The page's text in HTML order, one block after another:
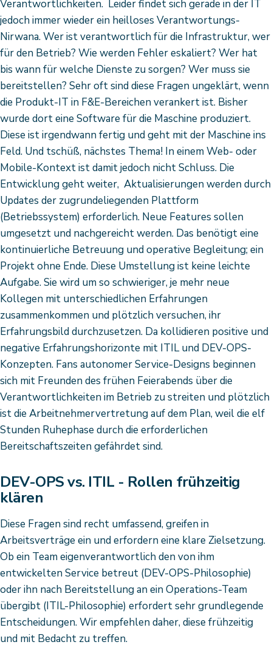
Verantwortlichkeiten. Leider findet sich gerade in der IT
jedoch immer wieder ein heilloses Verantwortungs-
Nirwana. Wer ist verantwortlich für die Infrastruktur, wer
für den Betrieb? Wie werden Fehler eskaliert? Wer hat
bis wann für welche Dienste zu sorgen? Wer muss sie
bereitstellen? Sehr oft sind diese Fragen ungeklärt, wenn
die Produkt-IT in F&E-Bereichen verankert ist. Bisher
wurde dort eine Software für die Maschine produziert.
Diese ist irgendwann fertig und geht mit der Maschine ins
Feld. Und tschüß, nächstes Thema! In einem Web- oder
Mobile-Kontext ist damit jedoch nicht Schluss. Die
Entwicklung geht weiter, Aktualisierungen werden durch
Updates der zugrundeliegenden Plattform
(Betriebssystem) erforderlich. Neue Features sollen
umgesetzt und nachgereicht werden. Das benötigt eine
kontinuierliche Betreuung und operative Begleitung; ein
Projekt ohne Ende. Diese Umstellung ist keine leichte
Aufgabe. Sie wird um so schwieriger, je mehr neue
Kollegen mit unterschiedlichen Erfahrungen
zusammenkommen und plötzlich versuchen, ihr
Erfahrungsbild durchzusetzen. Da kollidieren positive und
negative Erfahrungshorizonte mit ITIL und DEV-OPS-
Konzepten. Fans autonomer Service-Designs beginnen
sich mit Freunden des frühen Feierabends über die
Verantwortlichkeiten im Betrieb zu streiten und plötzlich
ist die Arbeitnehmervertretung auf dem Plan, weil die elf
Stunden Ruhephase durch die erforderlichen
Bereitschaftszeiten gefährdet sind.
DEV-OPS vs. ITIL - Rollen frühzeitig
klären
Diese Fragen sind recht umfassend, greifen in
Arbeitsverträge ein und erfordern eine klare Zielsetzung.
Ob ein Team eigenverantwortlich den von ihm
entwickelten Service betreut (DEV-OPS-Philosophie)
oder ihn nach Bereitstellung an ein Operations-Team
übergibt (ITIL-Philosophie) erfordert sehr grundlegende
Entscheidungen. Wir empfehlen daher, diese frühzeitig
und mit Bedacht zu treffen.